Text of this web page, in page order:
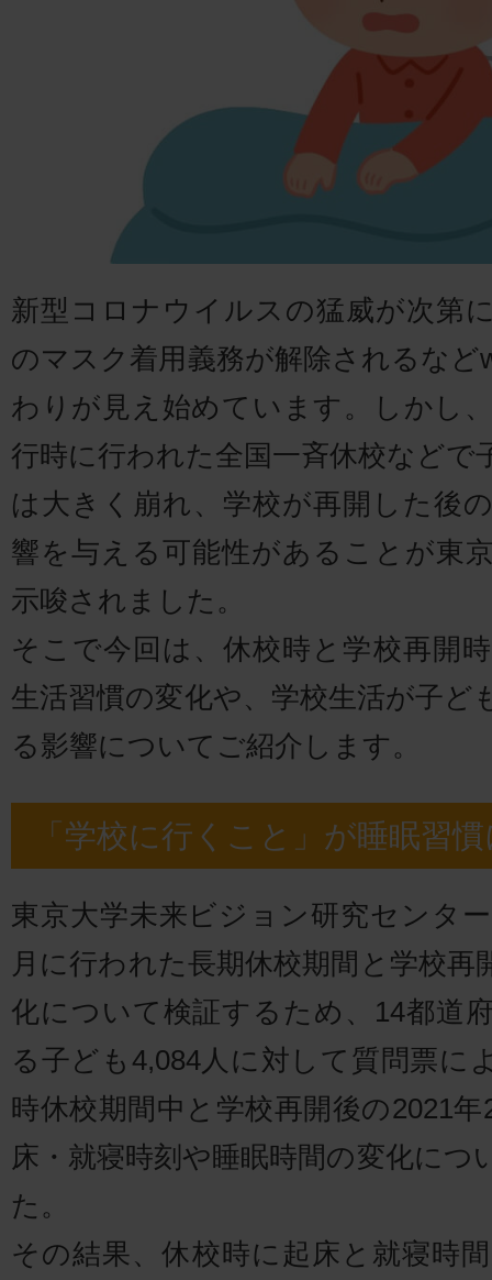
新型コロナウイルスの猛威が次第
のマスク着用義務が解除されるなど
わりが見え始めています。しかし
行時に行われた全国一斉休校などで
は大きく崩れ、学校が再開した後
響を与える可能性があることが東
示唆されました。
そこで今回は、休校時と学校再開
生活習慣の変化や、学校生活が子ど
る影響についてご紹介します。
「学校に行くこと」が睡眠習
東京大学未来ビジョン研究センタ
月に行われた長期休校期間と学校再
化について検証するため、14都道
る子ども4,084人に対して質問票に
時休校期間中と学校再開後の2021
床・就寝時刻や睡眠時間の変化につ
た。
その結果、休校時に起床と就寝時